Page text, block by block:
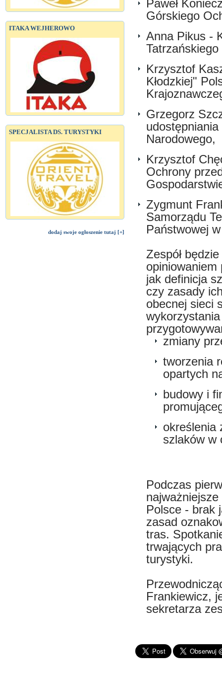
ITAKA WEJHEROWO
SPECJALISTA DS. TURYSTYKI
dodaj swoje ogłoszenie tutaj [+]
Paweł
Górskiego
Anna Pikus -
Krzysztof
Kłodzkiej"
Grzegorz
Narodowego,
Krzysztof
Ochrony
Zygmunt
Samorządu
Państwowej
Zespół
jak definicja
czy zasady
obecnej sieci
zmiany
tworzenia
opartych
budowy i
określenia
szlaków w
Podczas
Polsce - brak
zasad
tras.
trwających
turystyki.
Frankiewicz,
sekretarza